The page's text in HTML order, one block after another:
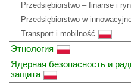
Przedsiębiorstwo – finanse i
Przedsiębiorstwo w
Transport i mobilność
Этнология
Ядерная безопасность и
защита